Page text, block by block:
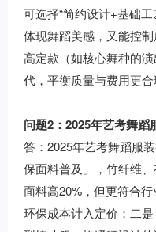
可选择“简约设计+基础
体现舞蹈美感，又能控
高定款（如核心舞种的
代，平衡质量与费用更合
问题2：2025年艺考舞蹈
答：2025年艺考舞蹈服
保面料普及」，竹纤维
面料高20%，但更符合
环保成本计入定价；二